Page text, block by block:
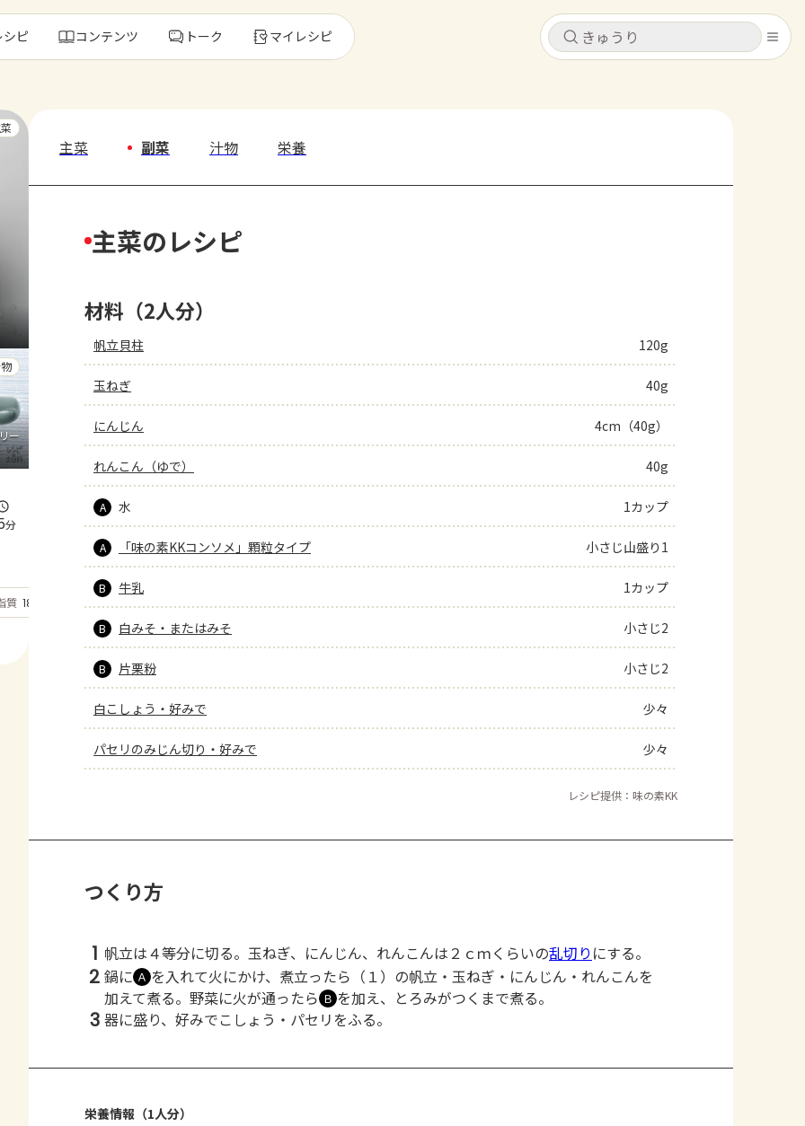
キャンセル
よくあるお問い合わせ
お買い物
キャンセル
ピ コンテンツ トーク マイレシピ
ー
分
質 18.6 もっと見る
主菜 副菜 汁物 栄養
主菜のレシピ
材料（2人分）
帆立貝柱 120g
玉ねぎ 40g
にんじん 4cm（40g）
れんこん（ゆで） 40g
A 水 1カップ
A 「味の素KKコンソメ」顆粒タイプ 小さじ山盛り1
B 牛乳 1カップ
B 白みそ・またはみそ 小さじ2
B 片栗粉 小さじ2
白こしょう・好みで 少々
パセリのみじん切り・好みで 少々
レシピ提供：味の素KK
つくり方
1 帆立は４等分に切る。玉ねぎ、にんじん、れんこんは２ｃｍくらいの乱切り にする。
2 鍋に Ａ を入れて火にかけ、煮立ったら（１）の帆立・玉ねぎ・にんじん・れんこんを
加えて煮る。野菜に火が通ったら Ｂ を加え、とろみがつくまで煮る。
3 器に盛り、好みでこしょう・パセリをふる。
栄養情報（1人分）